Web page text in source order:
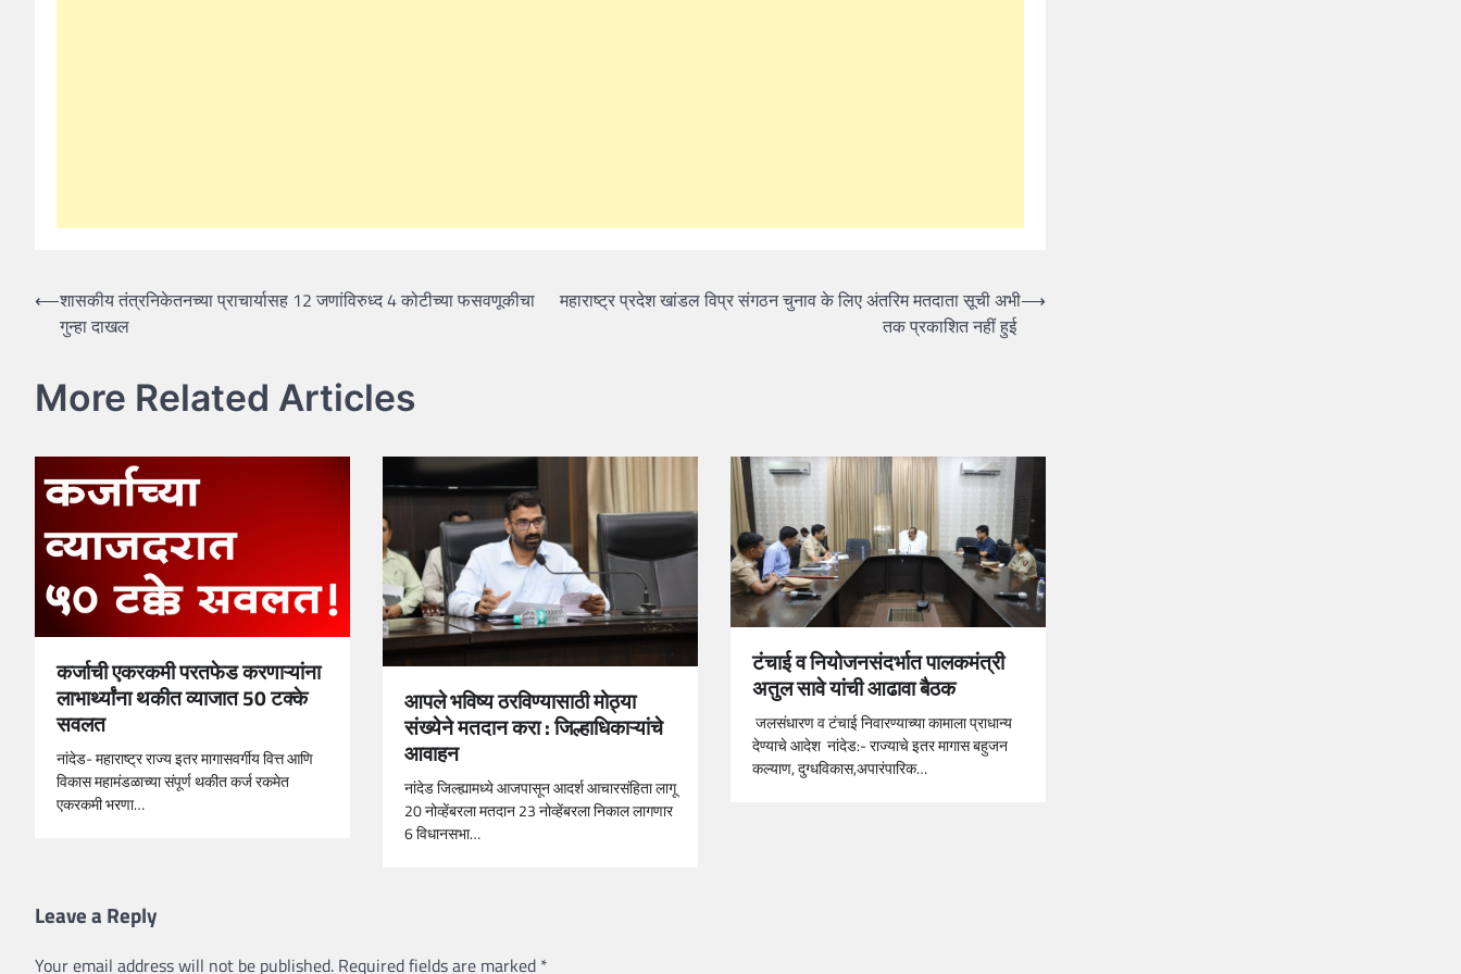
Post
navigation
⟵शासकीय तंत्रनिकेतनच्या प्राचार्यासह 12 जणांविरुध्द 4 कोटीच्या फसवणूकीचा
गुन्हा दाखल
महाराष्ट्र प्रदेश खांडल विप्र संगठन चुनाव के लिए अंतरिम मतदाता सूची अभी
तक प्रकाशित नहीं हुई
⟶
More Related Articles
कर्जाची एकरकमी परतफेड करणाऱ्यांना
लाभार्थ्यांना थकीत व्याजात 50 टक्के
सवलत
नांदेड- महाराष्ट्र राज्य इतर मागासवर्गीय वित्त आणि
विकास महामंडळाच्या संपूर्ण थकीत कर्ज रकमेत
एकरकमी भरणा…
आपले भविष्य ठरविण्यासाठी मोठ्या
संख्येने मतदान करा : जिल्हाधिकाऱ्यांचे
आवाहन
नांदेड जिल्ह्यामध्ये आजपासून आदर्श आचारसंहिता लागू
20 नोव्हेंबरला मतदान 23 नोव्हेंबरला निकाल लागणार
6 विधानसभा…
टंचाई व नियोजनसंदर्भात पालकमंत्री
अतुल सावे यांची आढावा बैठक
जलसंधारण व टंचाई निवारण्याच्या कामाला प्राधान्य
देण्याचे आदेश नांदेड:- राज्याचे इतर मागास बहुजन
कल्याण, दुग्धविकास,अपारंपारिक…
Leave a Reply
Your email address will not be published. Required fields are marked *